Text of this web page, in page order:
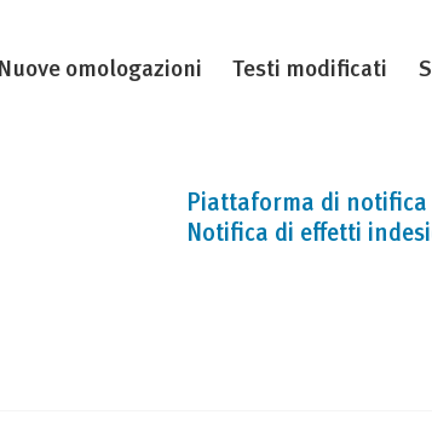
Nuove omologazioni Testi modificati
Piattaforma di
Notifica di effetti